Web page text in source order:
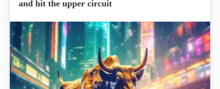
and hit the upper circuit